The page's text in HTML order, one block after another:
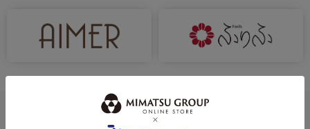
ITEM